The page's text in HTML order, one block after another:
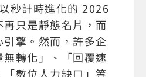
秒計時進化的 2026
只是靜態名片，而
擎。然而，許多企
轉化」、「回覆速
數位人力缺口」等